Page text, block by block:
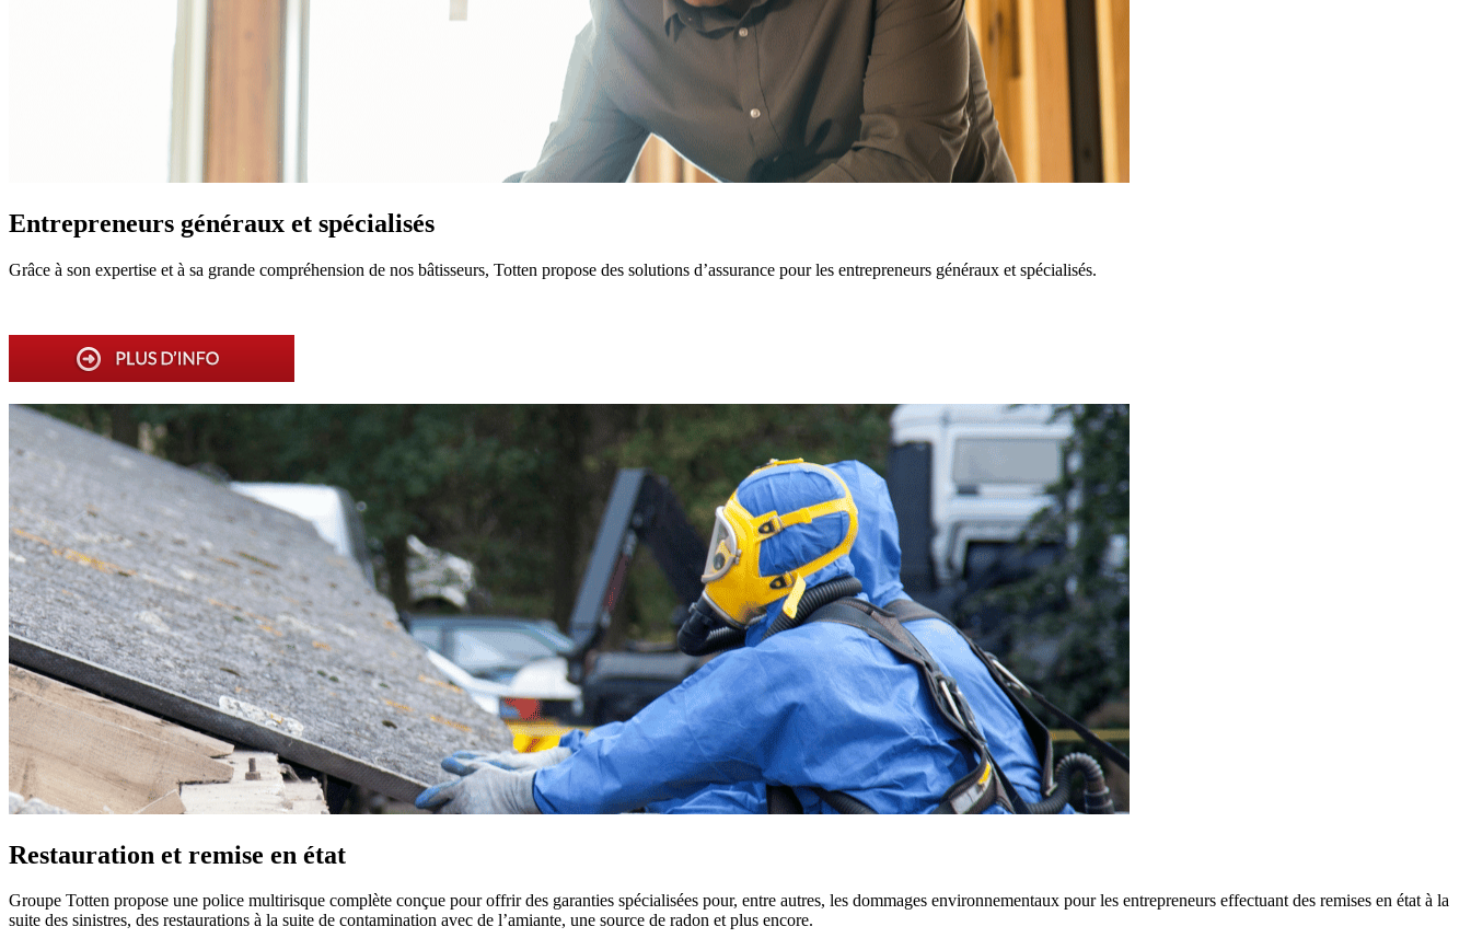
Entrepreneurs généraux et spécialisés
Grâce à son expertise et à sa grande compréhension de nos bâtisseurs, Totten propose des solutions d’assurance pour les entrepreneurs généraux et spécialisés.
Restauration et remise en état
Groupe Totten propose une police multirisque complète conçue pour offrir des garanties spécialisées pour, entre autres, les dommages environnementaux pour les entrepreneurs effectuant des remises en état à la
suite des sinistres, des restaurations à la suite de contamination avec de l’amiante, une source de radon et plus encore.